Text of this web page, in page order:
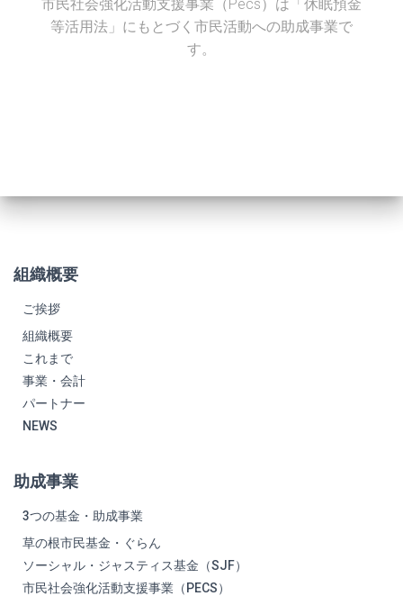
市民社会強化活動支援事業（Pecs）は「休眠預金
等活用法」にもとづく市民活動への助成事業で
す。
組織概要
ご挨拶
組織概要
これまで
事業・会計
パートナー
NEWS
助成事業
3つの基金・助成事業
草の根市民基金・ぐらん
ソーシャル・ジャスティス基金（SJF）
市民社会強化活動支援事業（PECS）